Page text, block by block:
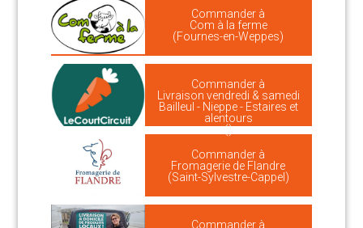
Commander à
Com à la ferme
(Fournes-en-Weppes)
Commander à
Livraison vendredi & samedi
Bailleul - Nieppe - Estaires et
alentours
()
Commander à
Fromagerie de Flandre
(Saint-Sylvestre-Cappel)
Commander à